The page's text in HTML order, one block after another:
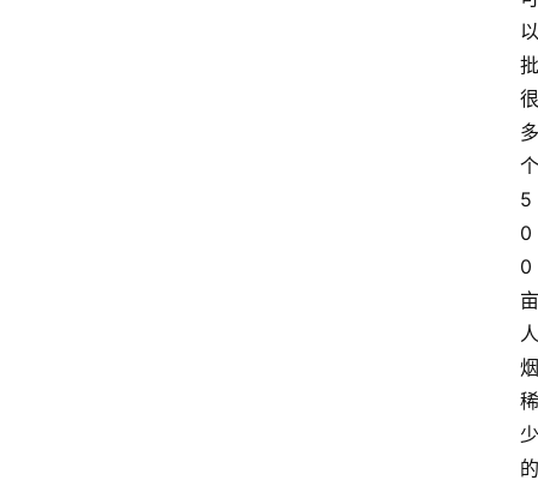
以
批
很
多
个
5
0
0
亩
人
烟
稀
少
的